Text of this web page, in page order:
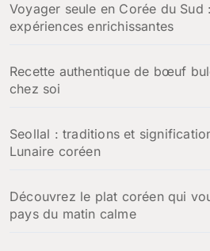
Voyager seule en Corée du
expériences enrichissantes
Recette authentique de bœuf
chez soi
Seollal : traditions et
Lunaire coréen
Découvrez le plat coréen qui
pays du matin calme